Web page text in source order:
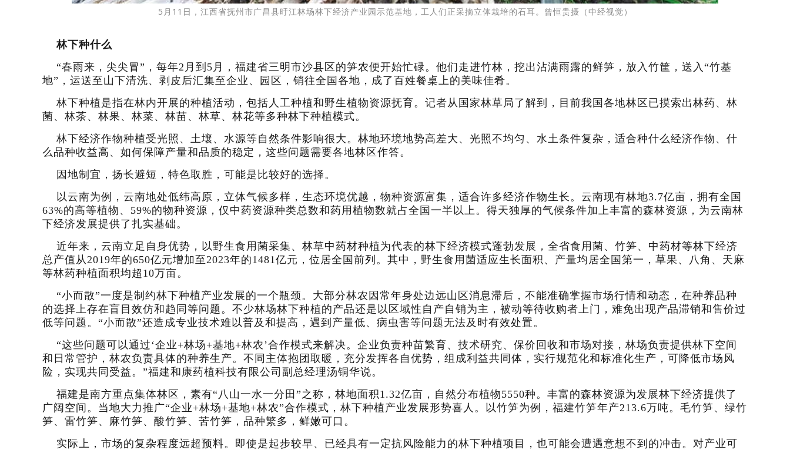
5月11日，江西省抚州市广昌县旴江林场林下经济产业园示范基地，工人们正采摘立体栽培的石耳。曾恒贵摄（中经视觉）
林下种什么
“春雨来，尖尖冒”，每年2月到5月，福建省三明市沙县区的笋农便开始忙碌。他们走进竹林，挖出沾满雨露的鲜笋，放入竹筐，送入“竹基
地”，运送至山下清洗、剥皮后汇集至企业、园区，销往全国各地，成了百姓餐桌上的美味佳肴。
林下种植是指在林内开展的种植活动，包括人工种植和野生植物资源抚育。记者从国家林草局了解到，目前我国各地林区已摸索出林药、林
菌、林茶、林果、林菜、林苗、林草、林花等多种林下种植模式。
林下经济作物种植受光照、土壤、水源等自然条件影响很大。林地环境地势高差大、光照不均匀、水土条件复杂，适合种什么经济作物、什
么品种收益高、如何保障产量和品质的稳定，这些问题需要各地林区作答。
因地制宜，扬长避短，特色取胜，可能是比较好的选择。
以云南为例，云南地处低纬高原，立体气候多样，生态环境优越，物种资源富集，适合许多经济作物生长。云南现有林地3.7亿亩，拥有全国
63%的高等植物、59%的物种资源，仅中药资源种类总数和药用植物数就占全国一半以上。得天独厚的气候条件加上丰富的森林资源，为云南林
下经济发展提供了扎实基础。
近年来，云南立足自身优势，以野生食用菌采集、林草中药材种植为代表的林下经济模式蓬勃发展，全省食用菌、竹笋、中药材等林下经济
总产值从2019年的650亿元增加至2023年的1481亿元，位居全国前列。其中，野生食用菌适应生长面积、产量均居全国第一，草果、八角、天麻
等林药种植面积均超10万亩。
“小而散”一度是制约林下种植产业发展的一个瓶颈。大部分林农因常年身处边远山区消息滞后，不能准确掌握市场行情和动态，在种养品种
的选择上存在盲目效仿和趋同等问题。不少林场林下种植的产品还是以区域性自产自销为主，被动等待收购者上门，难免出现产品滞销和售价过
低等问题。“小而散”还造成专业技术难以普及和提高，遇到产量低、病虫害等问题无法及时有效处置。
“这些问题可以通过‘企业+林场+基地+林农’合作模式来解决。企业负责种苗繁育、技术研究、保价回收和市场对接，林场负责提供林下空间
和日常管护，林农负责具体的种养生产。不同主体抱团取暖，充分发挥各自优势，组成利益共同体，实行规范化和标准化生产，可降低市场风
险，实现共同受益。”福建和康药植科技有限公司副总经理汤铜华说。
福建是南方重点集体林区，素有“八山一水一分田”之称，林地面积1.32亿亩，自然分布植物5550种。丰富的森林资源为发展林下经济提供了
广阔空间。当地大力推广“企业+林场+基地+林农”合作模式，林下种植产业发展形势喜人。以竹笋为例，福建竹笋年产213.6万吨。毛竹笋、绿竹
笋、雷竹笋、麻竹笋、酸竹笋、苦竹笋，品种繁多，鲜嫩可口。
实际上，市场的复杂程度远超预料。即使是起步较早、已经具有一定抗风险能力的林下种植项目，也可能会遭遇意想不到的冲击。对产业可